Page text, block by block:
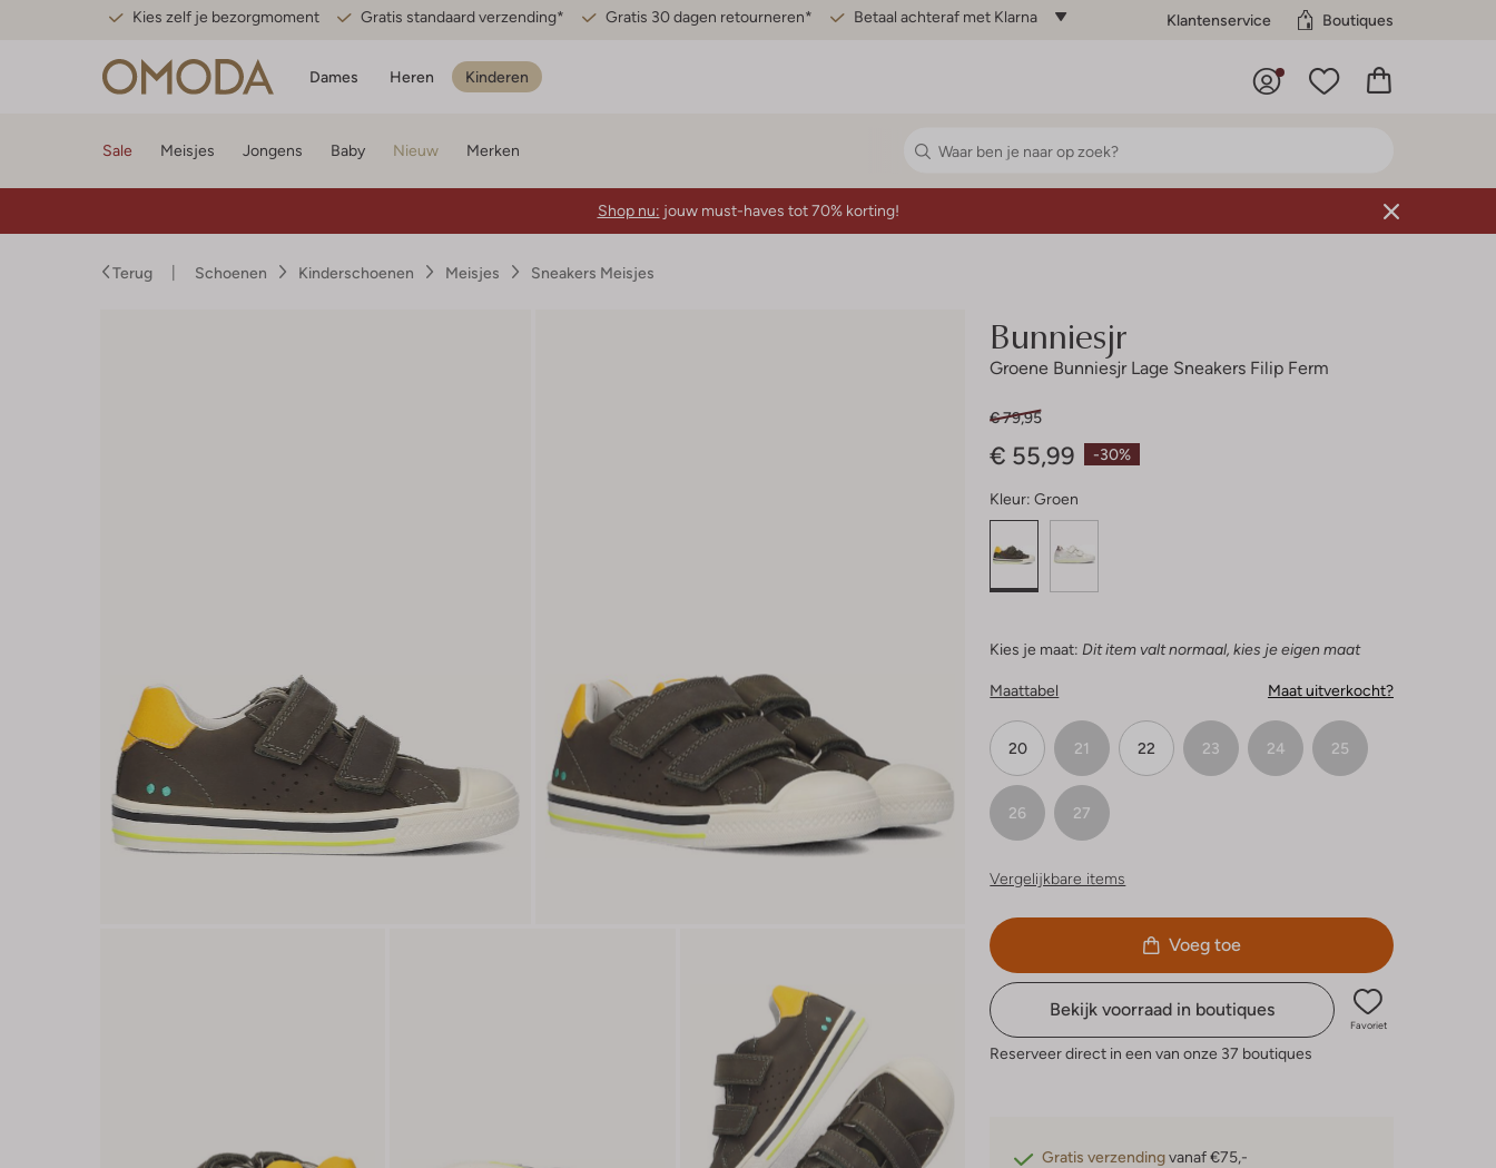
Kies zelf je bezorgmoment Gratis standaard verzending* Gratis 30 dagen retourneren* Betaal achteraf met Klarna Klantenservice Boutiques
Dames Heren Kinderen
Sale Meisjes Jongens Baby Nieuw Merken
Shop nu: jouw must-haves tot 70% korting!
Terug Schoenen Kinderschoenen Meisjes Sneakers Meisjes
Bunniesjr
Groene Bunniesjr Lage Sneakers Filip Ferm
-30%
€ 79,95
€ 55,99
Kleur: Groen
Kies je maat: Dit item valt normaal, kies je eigen maat
Maattabel Maat uitverkocht?
20 21 22 23 24 25
26 27
Vergelijkbare items
Voeg toe
Bekijk voorraad in boutiques
Favoriet
Reserveer direct in een van onze 37 boutiques
Gratis verzendingvanaf €75,-